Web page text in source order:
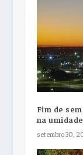
Fim de
na
setembro 30,